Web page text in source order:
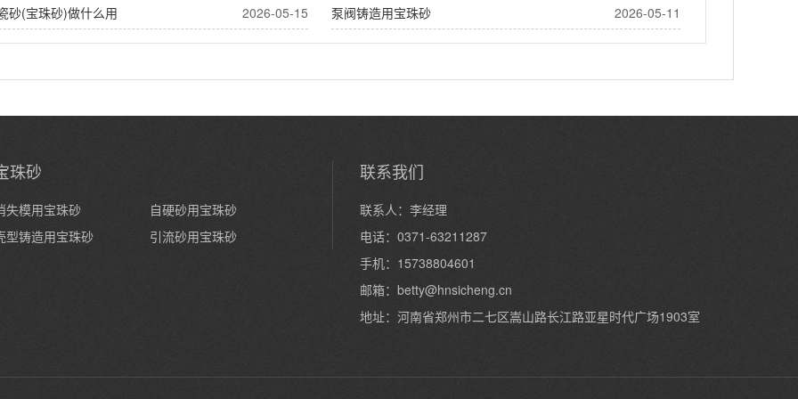
2026-05-15
砂(宝珠砂)做什么用 2026-05-11
泵阀铸造用宝珠砂
珠砂
失模用宝珠砂
自硬砂用宝珠砂
型铸造用宝珠砂
引流砂用宝珠砂
联系我们
联系人：李经理
电话：0371-63211287
手机：15738804601
邮箱： betty@hnsicheng.cn
地址：河南省郑州市二七区嵩山路长江路亚星时代广场1903室